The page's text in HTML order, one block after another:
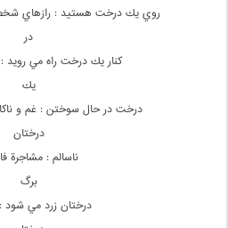
روي يك درخت هستيد : رازهاي
در
كنار يك درخت راه مي
يك
درخت در حال سوختن : غم و
درختان
ناسالم : مشاجرة
برگ
درختان زرد مي شود